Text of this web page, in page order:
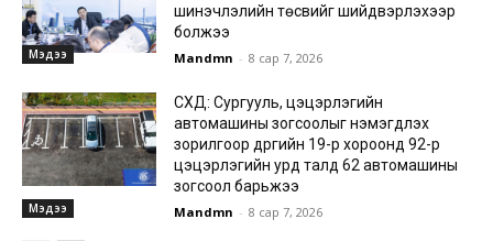
Мэдээ
шинэчлэлийн төсвийг шийдвэрлэхээр
болжээ
Mandmn - 8 сар 7, 2026
Мэдээ
СХД: Сургууль, цэцэрлэгийн
автомашины зогсоолыг нэмэгдүүлэх
зорилгоор дүүргийн 19-р хороонд 92-р
цэцэрлэгийн урд талд 62 автомашины
зогсоол барьжээ
Mandmn - 8 сар 7, 2026